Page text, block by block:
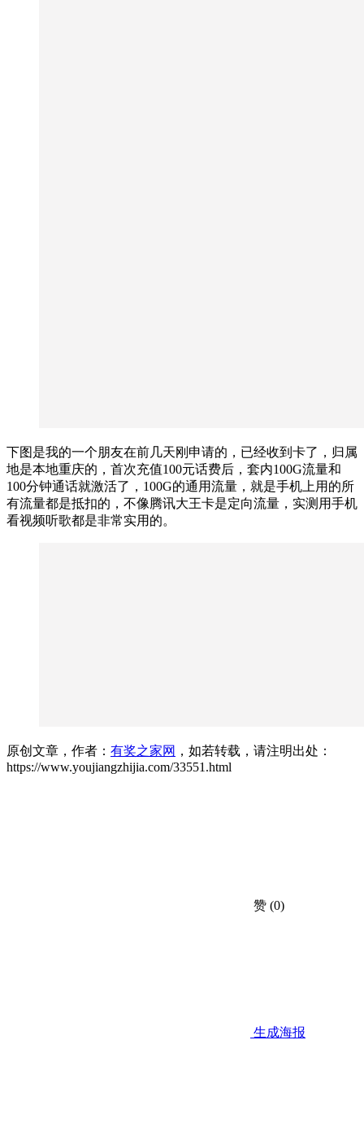
下图是我的一个朋友在前几天刚申请的，已经收到卡了，归属
地是本地重庆的，首次充值100元话费后，套内100G流量和
100分钟通话就激活了，100G的通用流量，就是手机上用的所
有流量都是抵扣的，不像腾讯大王卡是定向流量，实测用手机
看视频听歌都是非常实用的。
原创文章，作者： 有奖之家网 ，如若转载，请注明出处：
https://www.youjiangzhijia.com/33551.html
赞 (0)
生成海报